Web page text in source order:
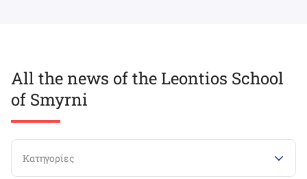
All the news of the Leontios School
of Smyrni
Κατηγορίες